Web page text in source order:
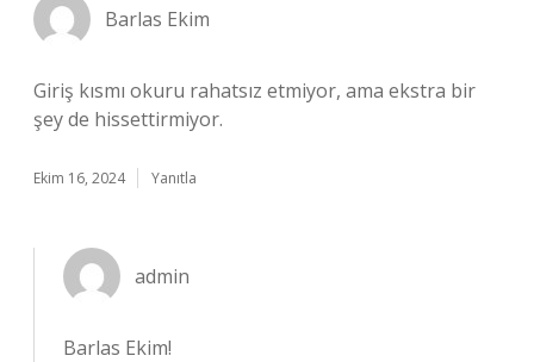
Barlas Ekim
Giriş kısmı okuru rahatsız etmiyor, ama ekstra bir
şey de hissettirmiyor.
Ekim 16, 2024 Yanıtla
admin
Barlas Ekim!